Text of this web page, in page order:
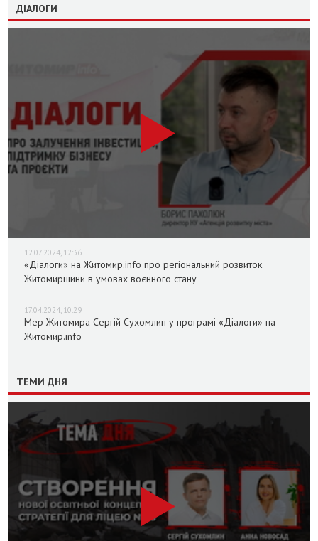
ДІАЛОГИ
12.07.2024, 12:36
«Діалоги» на Житомир.info про регіональний розвиток
Житомирщини в умовах воєнного стану
17.04.2024, 10:29
Мер Житомира Сергій Сухомлин у програмі «Діалоги» на
Житомир.info
ТЕМИ ДНЯ